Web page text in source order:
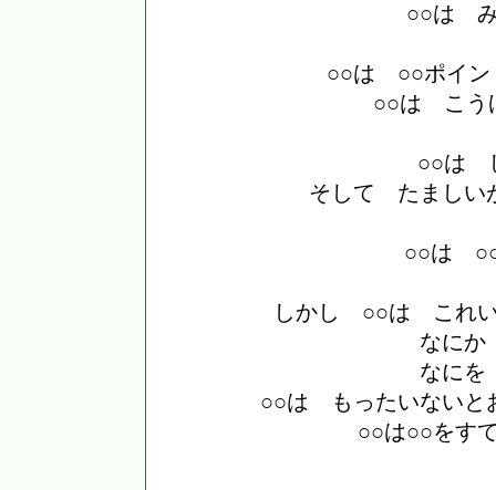
○○は み
○○は ○○ポイン
○○は こう
○○は
そして たましい
○○は
しかし ○○は これ
なに
なに
○○は もったいない
○○は○○をす